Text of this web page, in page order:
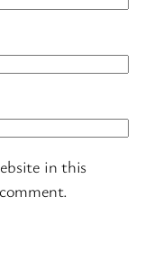
in this